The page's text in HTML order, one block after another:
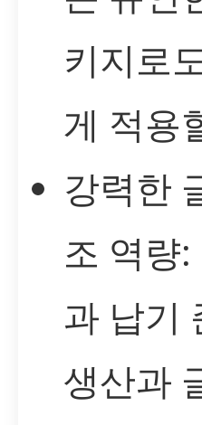
키지로
게 적용
강력한
조 역량
과 납기
생산과